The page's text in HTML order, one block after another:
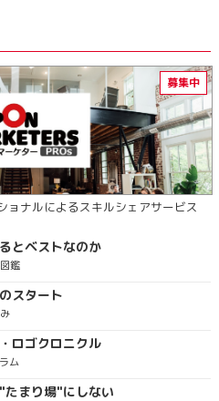
ョナルによるスキルシェアサービス
とベストなのか
鑑
スタート
ロゴクロニクル
ム
たまり場"にしない